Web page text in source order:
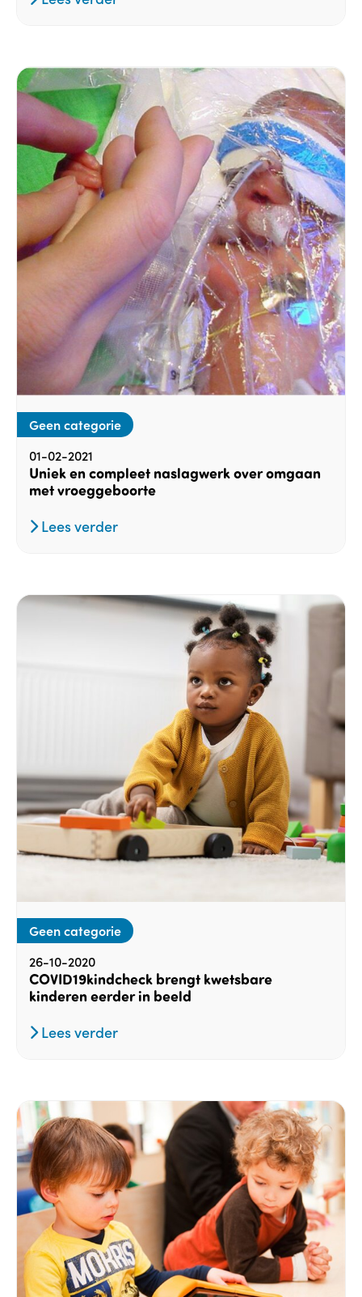
Geen categorie
01-02-2021
Uniek en compleet naslagwerk over omgaan
met vroeggeboorte
Lees verder
Geen categorie
26-10-2020
COVID19kindcheck brengt kwetsbare
kinderen eerder in beeld
Lees verder